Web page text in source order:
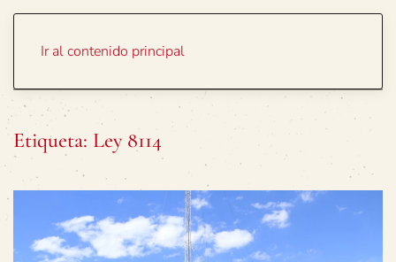
Ir al contenido principal
Etiqueta: Ley 8114